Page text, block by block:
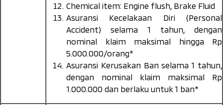
Chemical item: Engine flush, Brake Fluid
Asuransi Kecelakaan Diri (Personal
Accident) selama 1 tahun, dengan
nominal klaim maksimal hingga Rp
5.000.000/orang*
Asuransi Kerusakan Ban selama 1 tahun,
dengan nominal klaim maksimal Rp
1.000.000 dan berlaku untuk 1 ban*